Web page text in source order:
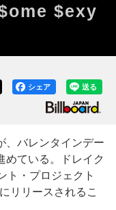
$exy
送る
シェア
バレンタインデー
めている。ドレイク
ト・プロジェクト
リリースされるこ